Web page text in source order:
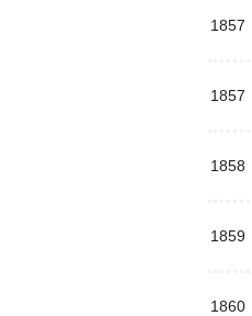
1857
1857
1858
1859
1860